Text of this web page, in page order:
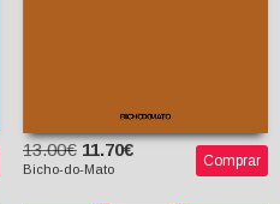
13.00€ 11.70€
Bicho-do-Mato Comprar